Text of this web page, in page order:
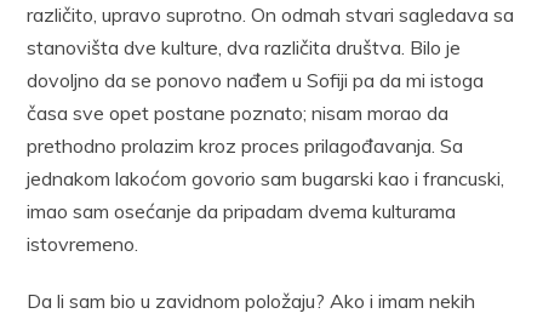
različito, upravo suprotno. On odmah stvari sagledava sa
stanovišta dve kulture, dva različita društva. Bilo je
dovoljno da se ponovo nađem u Sofiji pa da mi istoga
časa sve opet postane poznato; nisam morao da
prethodno prolazim kroz proces prilagođavanja. Sa
jednakom lakoćom govorio sam bugarski kao i francuski,
imao sam osećanje da pripadam dvema kulturama
istovremeno.
Da li sam bio u zavidnom položaju? Ako i imam nekih